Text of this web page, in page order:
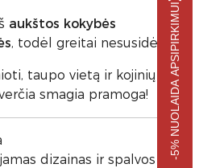
aukštos kokybės
, todėl greitai nesusidėvi.
taupo vietą ir kojinių
smagia pramoga!
dizainas ir spalvos
-5% NUOLAIDA APSIPIRKIMUI